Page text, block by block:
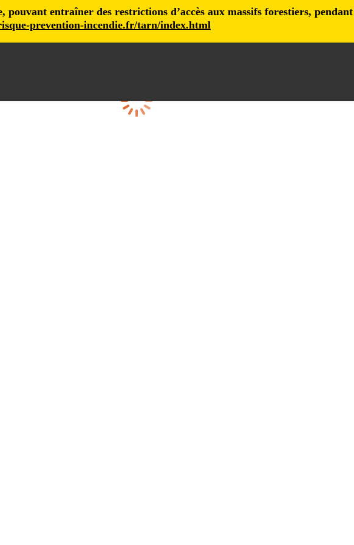
entraîner des restrictions d’accès aux massifs forestiers,
prevention-incendie.fr/tarn/index.html
Loading